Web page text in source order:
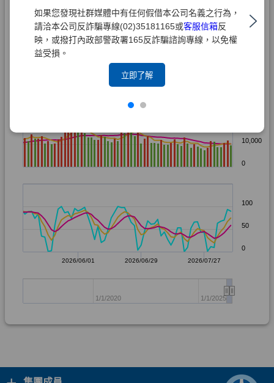
如果您發現社群媒體中有任何假借本公司名義之行為，
請洽本公司反詐騙專線(02)35181165或客服信箱反
映，或撥打內政部警政署165反詐騙諮詢專線，以免權
益受損。
立即了解